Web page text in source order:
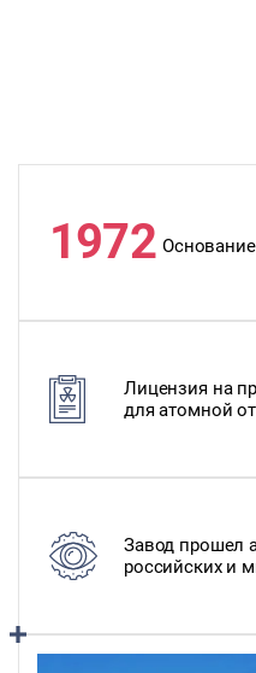
1972
Лицензия на
для атомной
Завод прошел
российских и